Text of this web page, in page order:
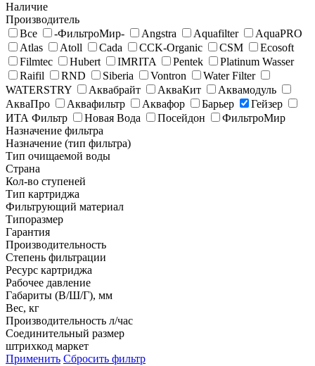
Наличие
Производитель
Все
-ФильтроМир- Angstra Aquafilter
AquaPRO
Atlas
Atoll Cada CCK-Organic CSM
Ecosoft
Filmtec
Hubert IMRITA Pentek
Platinum Wasser
Raifil
RND Siberia Vontron
Water Filter
WATERSTRY
Аквабрайт АкваКит
Аквамодуль
АкваПро
Аквафильтр Аквафор Барьер
Гейзер
ИТА Фильтр
Новая Вода Посейдон
ФильтроМир
Назначение фильтра
Назначение (тип фильтра)
Тип очищаемой воды
Страна
Кол-во ступеней
Тип картриджа
Фильтрующий материал
Типоразмер
Гарантия
Производительность
Степень фильтрации
Ресурс картриджа
Рабочее давление
Габариты (В/Ш/Г), мм
Вес, кг
Производительность л/час
Соединительный размер
штрихкод маркет
Применить Сбросить фильтр